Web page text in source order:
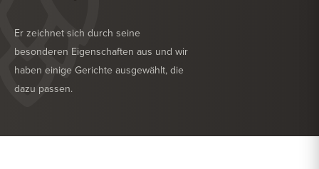
Er zeichnet sich durch seine
besonderen Eigenschaften aus und wir
haben einige Gerichte ausgewählt, die
dazu passen.
KÖSTLICH ZU